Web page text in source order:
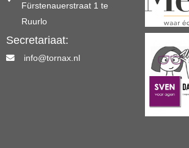
Fürstenauerstraat 1 te
Ruurlo
Secretariaat:
info@tornax.nl